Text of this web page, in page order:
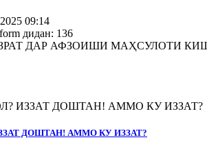
09:14
дидан: 136
ДАР АФЗОИШИ МАҲСУЛОТИ
ДОШТАН! АММО КУ ИЗЗАТ?